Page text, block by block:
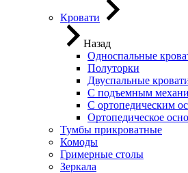
Кровати
Назад
Односпальные
Полуторки
Двуспальные
С подъемным
С ортопедическим
Ортопедическое
Тумбы прикроватные
Комоды
Гримерные столы
Зеркала